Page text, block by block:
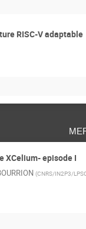
RISC-V adaptable
XCelium- episode I
(CNRS/IN2P3/